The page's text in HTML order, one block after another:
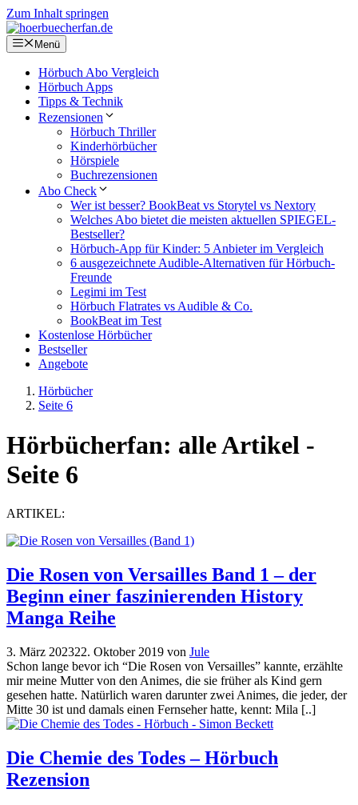
Zum Inhalt springen
Menü
Hörbuch Abo Vergleich
Hörbuch Apps
Tipps & Technik
Rezensionen
Hörbuch Thriller
Kinderhörbücher
Hörspiele
Buchrezensionen
Abo Check
Wer ist besser? BookBeat vs Storytel vs Nextory
Welches Abo bietet die meisten aktuellen SPIEGEL-
Bestseller?
Hörbuch-App für Kinder: 5 Anbieter im Vergleich
6 ausgezeichnete Audible-Alternativen für Hörbuch-
Freunde
Legimi im Test
Hörbuch Flatrates vs Audible & Co.
BookBeat im Test
Kostenlose Hörbücher
Bestseller
Angebote
Hörbücher
Seite 6
Hörbücherfan: alle Artikel -
Seite 6
ARTIKEL:
Die Rosen von Versailles Band 1 – der
Beginn einer faszinierenden History
Manga Reihe
3. März 202322. Oktober 2019 von Jule
Schon lange bevor ich “Die Rosen von Versailles” kannte, erzählte
mir meine Mutter von den Animes, die sie früher als Kind gern
gesehen hatte. Natürlich waren darunter zwei Animes, die jeder, der
Mitte 30 ist und damals einen Fernseher hatte, kennt: Mila [..]
Die Chemie des Todes – Hörbuch
Rezension